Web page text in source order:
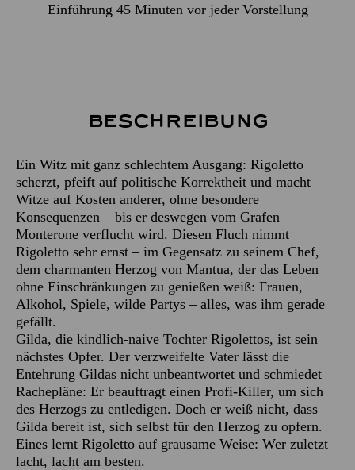
Einführung 45 Minuten vor jeder Vorstellung
Beschreibung
Ein Witz mit ganz schlechtem Ausgang: Rigoletto
scherzt, pfeift auf politische Korrektheit und macht
Witze auf Kosten anderer, ohne besondere
Konsequenzen – bis er deswegen vom Grafen
Monterone verflucht wird. Diesen Fluch nimmt
Rigoletto sehr ernst – im Gegensatz zu seinem Chef,
dem charmanten Herzog von Mantua, der das Leben
ohne Einschränkungen zu genießen weiß: Frauen,
Alkohol, Spiele, wilde Partys – alles, was ihm gerade
gefällt.
Gilda, die kindlich-naive Tochter Rigolettos, ist sein
nächstes Opfer. Der verzweifelte Vater lässt die
Entehrung Gildas nicht unbeantwortet und schmiedet
Rachepläne: Er beauftragt einen Profi-Killer, um sich
des Herzogs zu entledigen. Doch er weiß nicht, dass
Gilda bereit ist, sich selbst für den Herzog zu opfern.
Eines lernt Rigoletto auf grausame Weise: Wer zuletzt
lacht, lacht am besten.